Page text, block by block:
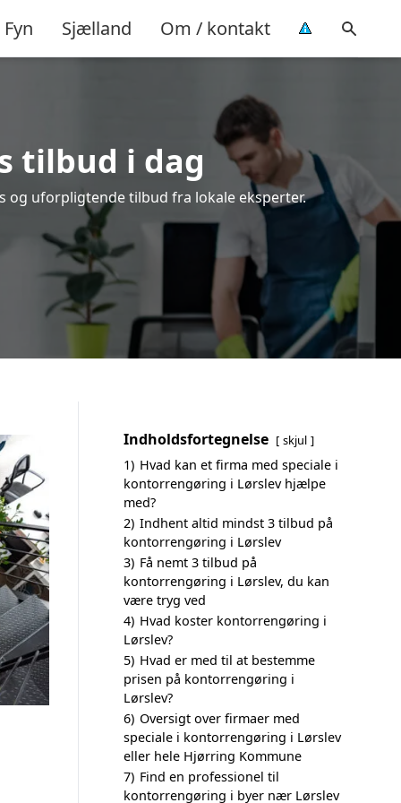
Fyn Sjælland Om / kontakt
tilbud i dag
uforpligtende tilbud fra lokale eksperter.
Indholdsfortegnelse skjul
1) Hvad kan et firma med speciale i
kontorrengøring i Lørslev hjælpe
med?
2) Indhent altid mindst 3 tilbud på
kontorrengøring i Lørslev
3) Få nemt 3 tilbud på
kontorrengøring i Lørslev, du kan
være tryg ved
4) Hvad koster kontorrengøring i
Lørslev?
5) Hvad er med til at bestemme
prisen på kontorrengøring i
Lørslev?
6) Oversigt over firmaer med
speciale i kontorrengøring i Lørslev
eller hele Hjørring Kommune
7) Find en professionel til
kontorrengøring i byer nær Lørslev